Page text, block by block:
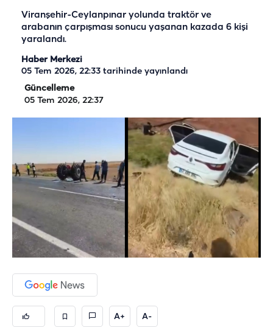
Viranşehir-Ceylanpınar yolunda traktör ve
arabanın çarpışması sonucu yaşanan kazada 6 kişi
yaralandı.
Haber Merkezi
05 Tem 2026, 22:33 tarihinde yayınlandı
Güncelleme
05 Tem 2026, 22:37
A+ A-